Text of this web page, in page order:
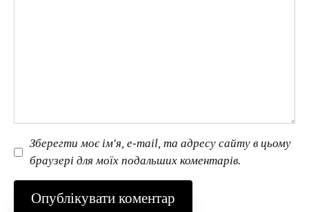
Зберегти моє ім'я, e-mail, та адресу сайту в цьому
браузері для моїх подальших коментарів.